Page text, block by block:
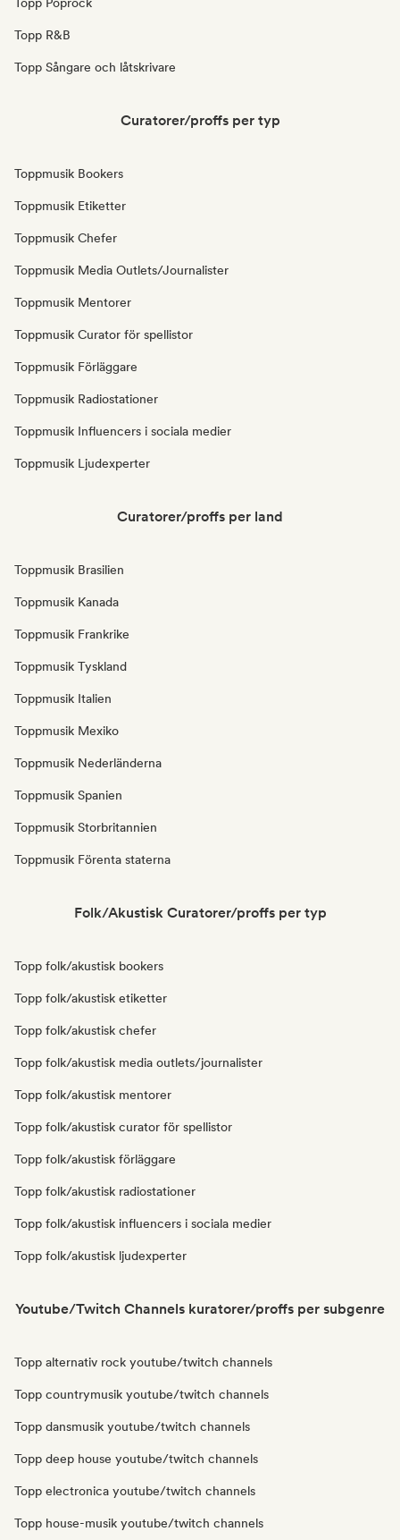
Topp R&B
Topp Sångare och låtskrivare
Curatorer/proffs per typ
Toppmusik Bookers
Toppmusik Etiketter
Toppmusik Chefer
Toppmusik Media Outlets/Journalister
Toppmusik Mentorer
Toppmusik Curator för spellistor
Toppmusik Förläggare
Toppmusik Radiostationer
Toppmusik Influencers i sociala medier
Toppmusik Ljudexperter
Curatorer/proffs per land
Toppmusik Brasilien
Toppmusik Kanada
Toppmusik Frankrike
Toppmusik Tyskland
Toppmusik Italien
Toppmusik Mexiko
Toppmusik Nederländerna
Toppmusik Spanien
Toppmusik Storbritannien
Toppmusik Förenta staterna
Folk/Akustisk Curatorer/proffs per typ
Topp folk/akustisk bookers
Topp folk/akustisk etiketter
Topp folk/akustisk chefer
Topp folk/akustisk media outlets/journalister
Topp folk/akustisk mentorer
Topp folk/akustisk curator för spellistor
Topp folk/akustisk förläggare
Topp folk/akustisk radiostationer
Topp folk/akustisk influencers i sociala medier
Topp folk/akustisk ljudexperter
Youtube/Twitch Channels kuratorer/proffs per subgenre
Topp alternativ rock youtube/twitch channels
Topp countrymusik youtube/twitch channels
Topp dansmusik youtube/twitch channels
Topp deep house youtube/twitch channels
Topp electronica youtube/twitch channels
Topp house-musik youtube/twitch channels